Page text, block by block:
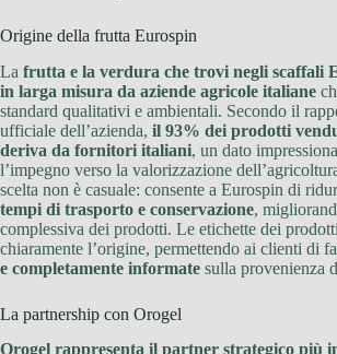
Origine della frutta Eurospin
La frutta e la verdura che trovi negli scaffali
in larga misura da aziende agricole italiane
standard qualitativi e ambientali. Secondo il
ufficiale dell’azienda, il 93% dei prodotti
deriva da fornitori italiani, un dato
l’impegno verso la valorizzazione
scelta non è casuale: consente a Eurospin di
tempi di trasporto e conservazione,
complessiva dei prodotti. Le etichette dei
chiaramente l’origine, permettendo ai clienti di
e completamente informate sulla provenienza
La partnership con Orogel
Orogel rappresenta il partner strategico più